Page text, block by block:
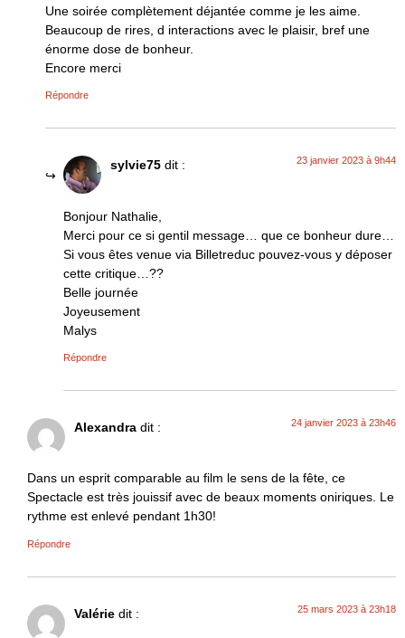
Une soirée complètement déjantée comme je les aime.
Beaucoup de rires, d interactions avec le plaisir, bref une
énorme dose de bonheur.
Encore merci
Répondre
sylvie75 dit : 23 janvier 2023 à 9h44
Bonjour Nathalie,
Merci pour ce si gentil message… que ce bonheur dure…
Si vous êtes venue via Billetreduc pouvez-vous y déposer
cette critique…??
Belle journée
Joyeusement
Malys
Répondre
Alexandra dit : 24 janvier 2023 à 23h46
Dans un esprit comparable au film le sens de la fête, ce
Spectacle est très jouissif avec de beaux moments oniriques. Le
rythme est enlevé pendant 1h30!
Répondre
Valérie dit : 25 mars 2023 à 23h18